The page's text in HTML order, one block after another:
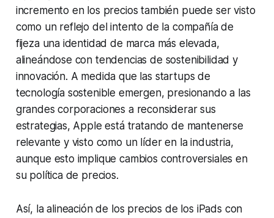
incremento en los precios también puede ser visto
como un reflejo del intento de la compañía de
fijeza una identidad de marca más elevada,
alineándose con tendencias de sostenibilidad y
innovación. A medida que las startups de
tecnología sostenible emergen, presionando a las
grandes corporaciones a reconsiderar sus
estrategias, Apple está tratando de mantenerse
relevante y visto como un líder en la industria,
aunque esto implique cambios controversiales en
su política de precios.
Así, la alineación de los precios de los iPads con